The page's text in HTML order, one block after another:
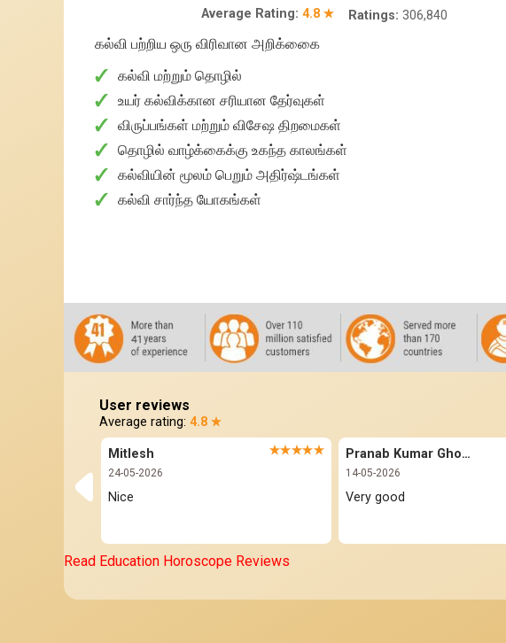
Average Rating: 4.8 ★ Ratings: 306,840
கல்வி பற்றிய ஒரு விரிவான அறிக்கைை
✓ கல்வி மற்றும் தொழில்
✓ உயர் கல்விக்கான சரியான தேர்வுகள்
✓ விருப்பங்கள் மற்றும் விசேஷ திறமைகள்
✓ தொழில் வாழ்க்கைக்கு உகந்த காலங்கள்
✓ கல்வியின் மூலம் பெறும் அதிர்ஷ்டங்கள்
✓ கல்வி சார்ந்த யோகங்கள்
User reviews
Average rating: 4.8 ★
Mitlesh ★★★★★
24-05-2026
Nice
Pranab Kumar Ghorai
14-05-2026
Very good
Read Education Horoscope Reviews